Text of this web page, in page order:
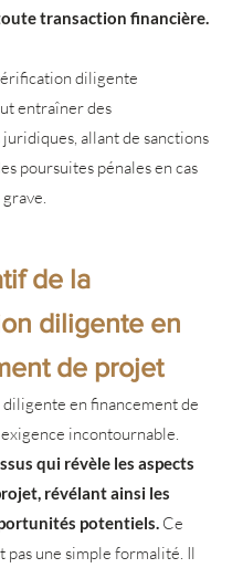
transaction financière.
diligente
entraîner des
allant de sanctions
poursuites pénales en cas
de la
diligente en
de projet
en financement de
incontournable.
qui révèle les aspects
révélant ainsi les
potentiels. Ce
pas une simple formalité. Il